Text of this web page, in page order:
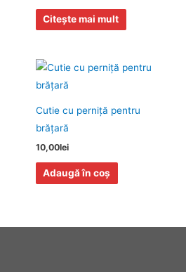
Citește mai mult
Cutie cu perniţă pentru
brăţară
10,00lei
Adaugă în coș